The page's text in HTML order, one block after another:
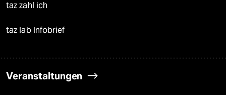
taz zahl ich
taz lab Infobrief
Veranstaltungen